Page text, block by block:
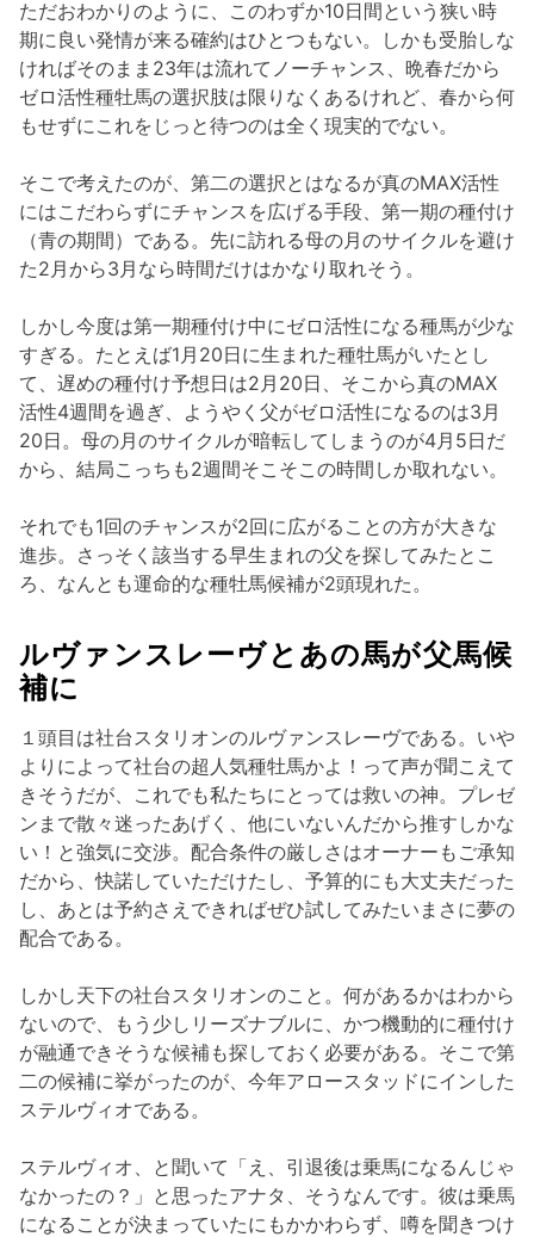
ただおわかりのように、このわずか10日間という狭い時
期に良い発情が来る確約はひとつもない。しかも受胎しな
ければそのまま23年は流れてノーチャンス、晩春だから
ゼロ活性種牡馬の選択肢は限りなくあるけれど、春から何
もせずにこれをじっと待つのは全く現実的でない。
そこで考えたのが、第二の選択とはなるが真のMAX活性
にはこだわらずにチャンスを広げる手段、第一期の種付け
（青の期間）である。先に訪れる母の月のサイクルを避け
た2月から3月なら時間だけはかなり取れそう。
しかし今度は第一期種付け中にゼロ活性になる種馬が少な
すぎる。たとえば1月20日に生まれた種牡馬がいたとし
て、遅めの種付け予想日は2月20日、そこから真のMAX
活性4週間を過ぎ、ようやく父がゼロ活性になるのは3月
20日。母の月のサイクルが暗転してしまうのが4月5日だ
から、結局こっちも2週間そこそこの時間しか取れない。
それでも1回のチャンスが2回に広がることの方が大きな
進歩。さっそく該当する早生まれの父を探してみたとこ
ろ、なんとも運命的な種牡馬候補が2頭現れた。
ルヴァンスレーヴとあの馬が父馬候
補に
１頭目は社台スタリオンのルヴァンスレーヴである。いや
よりによって社台の超人気種牡馬かよ！って声が聞こえて
きそうだが、これでも私たちにとっては救いの神。プレゼ
ンまで散々迷ったあげく、他にいないんだから推すしかな
い！と強気に交渉。配合条件の厳しさはオーナーもご承知
だから、快諾していただけたし、予算的にも大丈夫だった
し、あとは予約さえできればぜひ試してみたいまさに夢の
配合である。
しかし天下の社台スタリオンのこと。何があるかはわから
ないので、もう少しリーズナブルに、かつ機動的に種付け
が融通できそうな候補も探しておく必要がある。そこで第
二の候補に挙がったのが、今年アロースタッドにインした
ステルヴィオである。
ステルヴィオ、と聞いて「え、引退後は乗馬になるんじゃ
なかったの？」と思ったアナタ、そうなんです。彼は乗馬
になることが決まっていたにもかかわらず、噂を聞きつけ